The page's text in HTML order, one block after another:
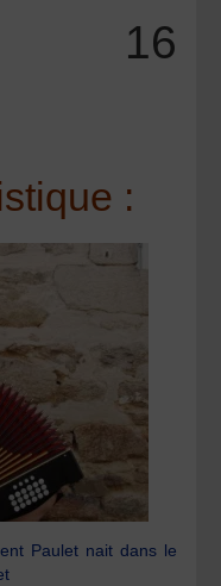
16
:
Paulet nait dans le